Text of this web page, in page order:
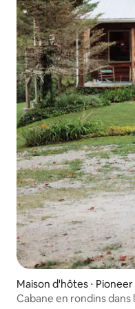
Maison d'hôtes ⋅ Pioneer
Cabane en rondins